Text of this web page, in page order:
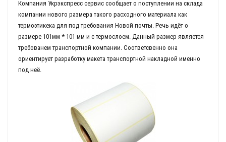
Компания Укрэкспресс сервис сообщает о поступлении на склада
компании нового размера такого расходного материала как
термоэтикека для под требования Новой почты. Речь идёт о
размере 101мм * 101 мм и с термослоем. Данный размер является
требованем транспортной компании. Соответсвенно она
ориентирует разработку макета транспортной накладной именно
под неё.